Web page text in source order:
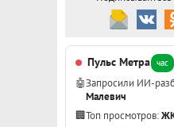
Пульс Метра час
🤖Запросили ИИ-
Малевич
🏢Топ просмотров: